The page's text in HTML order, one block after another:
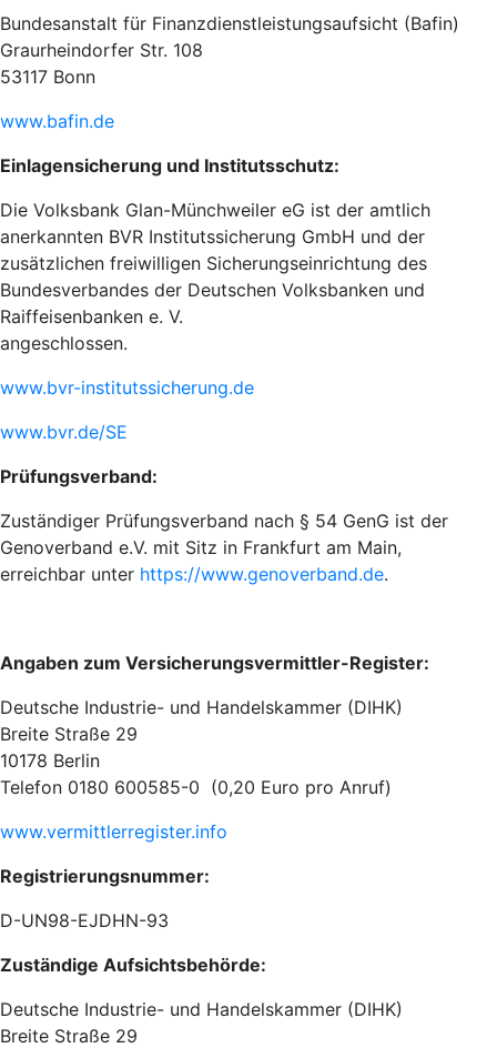
Bundesanstalt für Finanzdienstleistungsaufsicht (Bafin)
Graurheindorfer Str. 108
53117 Bonn
www.bafin.de
Einlagensicherung und Institutsschutz:
Die Volksbank Glan-Münchweiler eG ist der amtlich
anerkannten BVR Institutssicherung GmbH und der
zusätzlichen freiwilligen Sicherungseinrichtung des
Bundesverbandes der Deutschen Volksbanken und
Raiffeisenbanken e. V.
angeschlossen.
www.bvr-institutssicherung.de
www.bvr.de/SE
Prüfungsverband:
Zuständiger Prüfungsverband nach § 54 GenG ist der
Genoverband e.V. mit Sitz in Frankfurt am Main,
erreichbar unter https://www.genoverband.de.
Angaben zum Versicherungsvermittler-Register:
Deutsche Industrie- und Handelskammer (DIHK)
Breite Straße 29
10178 Berlin
Telefon 0180 600585-0 (0,20 Euro pro Anruf)
www.vermittlerregister.info
Registrierungsnummer:
D-UN98-EJDHN-93
Zuständige Aufsichtsbehörde:
Deutsche Industrie- und Handelskammer (DIHK)
Breite Straße 29